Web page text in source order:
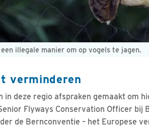
illegale manier om op vogels te jagen.
verminderen
in deze regio afspraken gemaakt om
Flyways Conservation Officer bij
de Bernconventie – het Europese